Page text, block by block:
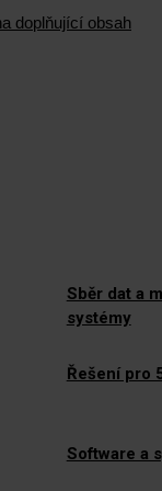
doplňující obsah
Sběr dat a
systémy
Řešení pro
Software a